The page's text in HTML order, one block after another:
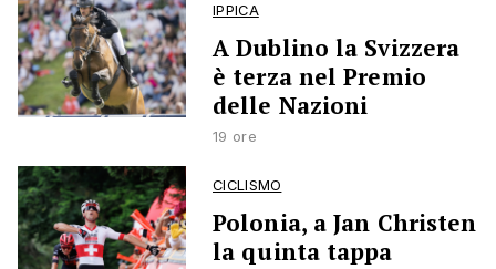
IPPICA
A Dublino la Svizzera
è terza nel Premio
delle Nazioni
19 ore
CICLISMO
Polonia, a Jan Christen
la quinta tappa